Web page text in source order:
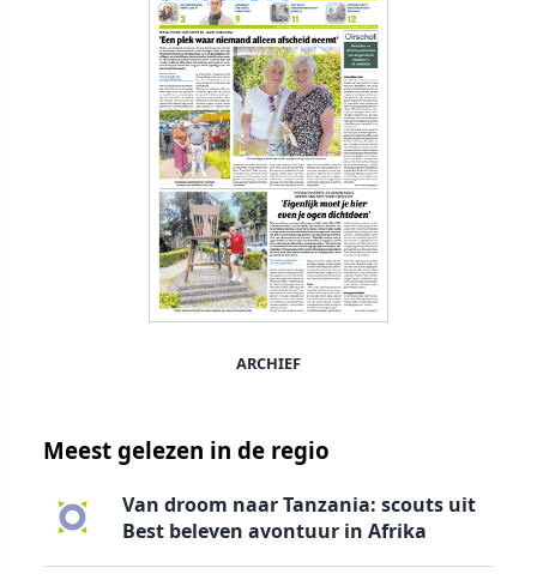
ARCHIEF
Meest gelezen in de regio
Van droom naar Tanzania: scouts uit
Best beleven avontuur in Afrika